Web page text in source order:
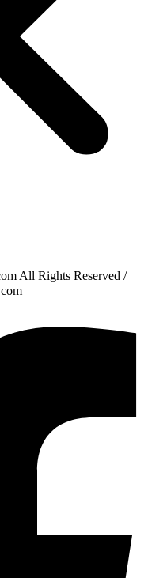
All Rights Reserved /